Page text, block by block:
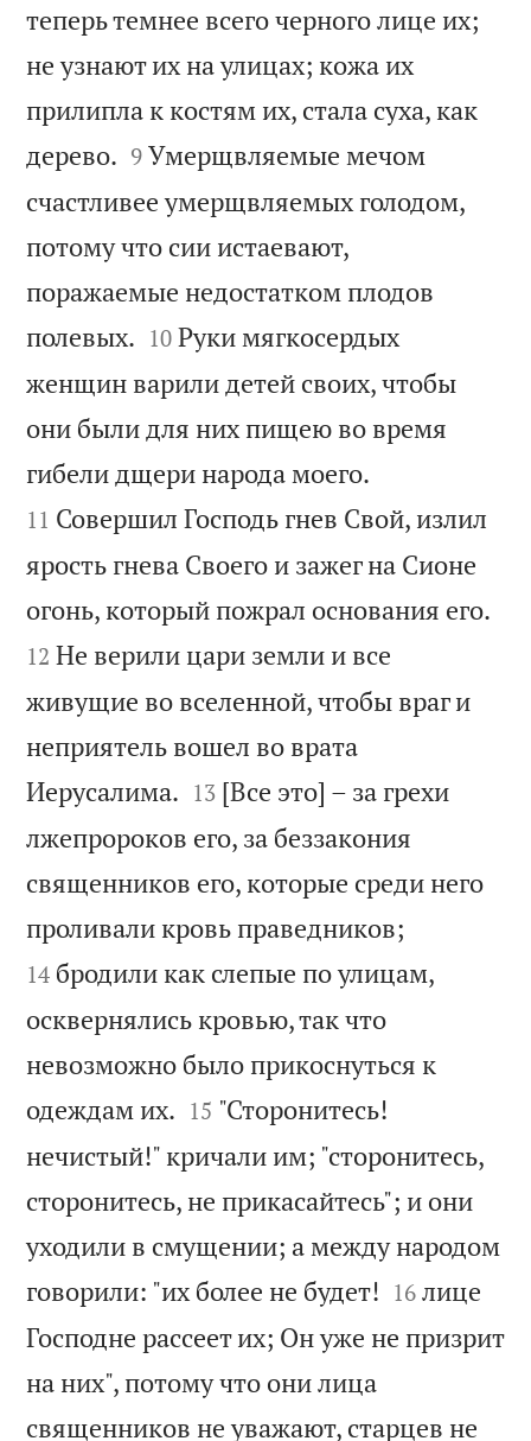
теперь темнее всего черного лице их;
не узнают их на улицах; кожа их
прилипла к костям их, стала суха, как
дерево. 

9 Умерщвляемые мечом
счастливее умерщвляемых голодом,
потому что сии истаевают,
поражаемые недостатком плодов
полевых. 

10 Руки мягкосердых
женщин варили детей своих, чтобы
они были для них пищею во время
гибели дщери народа моего.
11 Совершил Господь гнев Свой, излил
ярость гнева Своего и зажег на Сионе
огонь, который пожрал основания его.
12 Не верили цари земли и все
живущие во вселенной, чтобы враг и
неприятель вошел во врата
Иерусалима. 

13 [Все это] – за грехи
лжепророков его, за беззакония
священников его, которые среди него
проливали кровь праведников;
14 бродили как слепые по улицам,
осквернялись кровью, так что
невозможно было прикоснуться к
одеждам их. 

15 "Сторонитесь!
нечистый!" кричали им; "сторонитесь,
сторонитесь, не прикасайтесь"; и они
уходили в смущении; а между народом
говорили: "их более не будет! 

16 лице
Господне рассеет их; Он уже не призрит
на них", потому что они лица
священников не уважают, старцев не